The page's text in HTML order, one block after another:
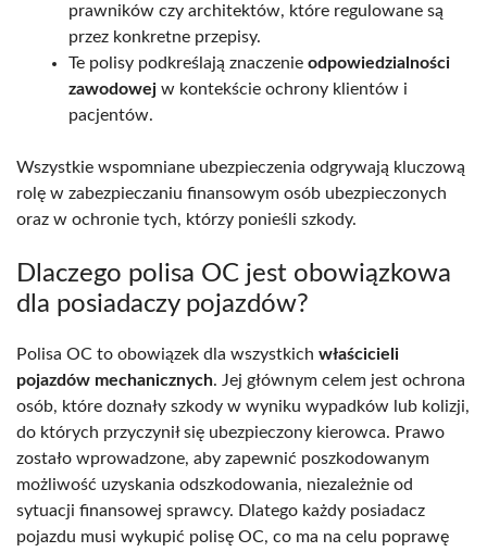
prawników czy architektów, które regulowane są
przez konkretne przepisy.
Te polisy podkreślają znaczenie odpowiedzialności
zawodowej w kontekście ochrony klientów i
pacjentów.
Wszystkie wspomniane ubezpieczenia odgrywają kluczową
rolę w zabezpieczaniu finansowym osób ubezpieczonych
oraz w ochronie tych, którzy ponieśli szkody.
Dlaczego polisa OC jest obowiązkowa
dla posiadaczy pojazdów?
Polisa OC to obowiązek dla wszystkich właścicieli
pojazdów mechanicznych. Jej głównym celem jest ochrona
osób, które doznały szkody w wyniku wypadków lub kolizji,
do których przyczynił się ubezpieczony kierowca. Prawo
zostało wprowadzone, aby zapewnić poszkodowanym
możliwość uzyskania odszkodowania, niezależnie od
sytuacji finansowej sprawcy. Dlatego każdy posiadacz
pojazdu musi wykupić polisę OC, co ma na celu poprawę